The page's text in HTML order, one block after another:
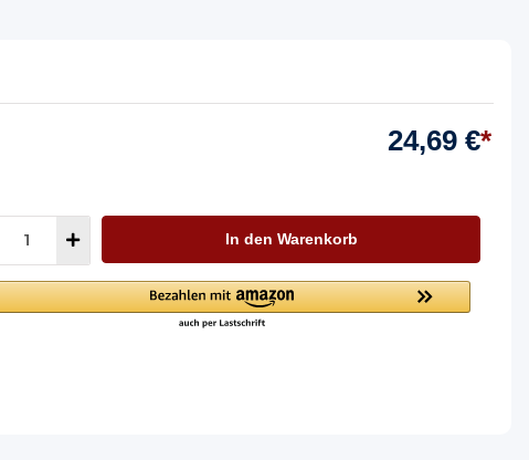
24,69 €*
In den Warenkorb